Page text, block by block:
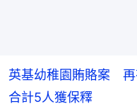
英基幼稚園賄賂案
合計5人獲保釋